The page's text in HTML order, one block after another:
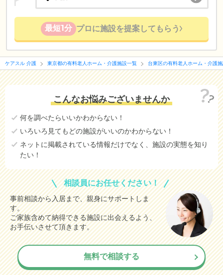
最短1分 プロに施設を提案してもらう
ケアスル 介護 東京都の有料老人ホーム・介護施設一覧 台東区の有料老人ホーム・介護
こんなお悩みございませんか
何を調べたらいいかわからない！
いろいろ見てもどの施設がいいのかわからない！
ネットに掲載されている情報だけでなく、施設の実態を知り
たい！
相談員にお任せください！
事前相談から入居まで、親身にサポートしま
す。
ご家族含めて納得できる施設に出会えるよう、
お手伝いさせて頂きます。
無料で相談する